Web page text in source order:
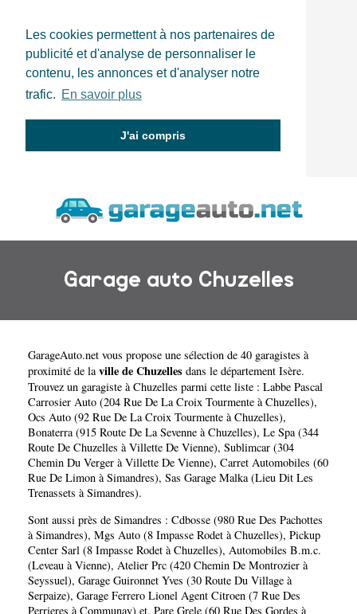
Les cookies permettent à nos partenaires de
publicité et d'analyse de personnaliser le
contenu, les annonces et d'analyser notre
trafic. En savoir plus
J'ai compris
Garage auto Chuzelles
GarageAuto.net vous propose une sélection de 40 garagistes à
proximité de laville de Chuzelles dans le département Isère.
Trouvez un garagiste à Chuzelles parmi cette liste : Labbe Pascal
Carrosier Auto (204 Rue De La Croix Tourmente à Chuzelles),
Ocs Auto (92 Rue De La Croix Tourmente à Chuzelles),
Bonaterra (915 Route De La Sevenne à Chuzelles), Le Spa (344
Route De Chuzelles à Villette De Vienne), Sublimcar (304
Chemin Du Verger à Villette De Vienne), Carret Automobiles (60
Rue De Limon à Simandres), Sas Garage Malka (Lieu Dit Les
Trenassets à Simandres).
Sont aussi près de Simandres : Cdbosse (980 Rue Des Pachottes
à Simandres), Mgs Auto (8 Impasse Rodet à Chuzelles), Pickup
Center Sarl (8 Impasse Rodet à Chuzelles), Automobiles B.m.c.
(Leveau à Vienne), Atelier Prc (420 Chemin De Montrozier à
Seyssuel), Garage Guironnet Yves (30 Route Du Village à
Serpaize), Garage Ferrero Lionel Agent Citroen (7 Rue Des
Perrieres à Communay) et, Pare Grele (60 Rue Des Gordes à